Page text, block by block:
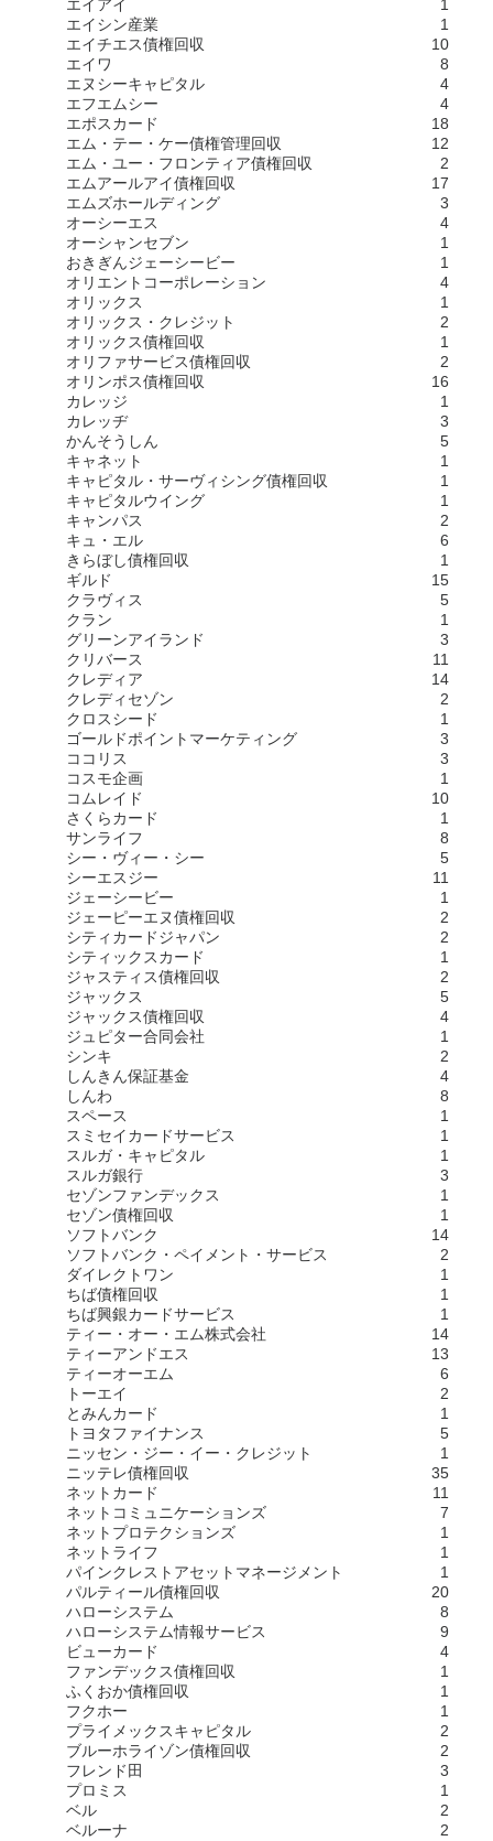
エイアイ
1
エイシン産業
1
エイチエス債権回収
10
エイワ
8
エヌシーキャピタル
4
エフエムシー
4
エポスカード
18
エム・テー・ケー債権管理回収
12
エム・ユー・フロンティア債権回収
2
エムアールアイ債権回収
17
エムズホールディング
3
オーシーエス
4
オーシャンセブン
1
おきぎんジェーシービー
1
オリエントコーポレーション
4
オリックス
1
オリックス・クレジット
2
オリックス債権回収
1
オリファサービス債権回収
2
オリンポス債権回収
16
カレッジ
1
カレッヂ
3
かんそうしん
5
キャネット
1
キャピタル・サーヴィシング債権回収
1
キャピタルウイング
1
キャンパス
2
キュ・エル
6
きらぼし債権回収
1
ギルド
15
クラヴィス
5
クラン
1
グリーンアイランド
3
クリバース
11
クレディア
14
クレディセゾン
2
クロスシード
1
ゴールドポイントマーケティング
3
ココリス
3
コスモ企画
1
コムレイド
10
さくらカード
1
サンライフ
8
シー・ヴィー・シー
5
シーエスジー
11
ジェーシービー
1
ジェーピーエヌ債権回収
2
シティカードジャパン
2
シティックスカード
1
ジャスティス債権回収
2
ジャックス
5
ジャックス債権回収
4
ジュピター合同会社
1
シンキ
2
しんきん保証基金
4
しんわ
8
スペース
1
スミセイカードサービス
1
スルガ・キャピタル
1
スルガ銀行
3
セゾンファンデックス
1
セゾン債権回収
1
ソフトバンク
14
ソフトバンク・ペイメント・サービス
2
ダイレクトワン
1
ちば債権回収
1
ちば興銀カードサービス
1
ティー・オー・エム株式会社
14
ティーアンドエス
13
ティーオーエム
6
トーエイ
2
とみんカード
1
トヨタファイナンス
5
ニッセン・ジー・イー・クレジット
1
ニッテレ債権回収
35
ネットカード
11
ネットコミュニケーションズ
7
ネットプロテクションズ
1
ネットライフ
1
パインクレストアセットマネージメント
1
パルティール債権回収
20
ハローシステム
8
ハローシステム情報サービス
9
ビューカード
4
ファンデックス債権回収
1
ふくおか債権回収
1
フクホー
1
プライメックスキャピタル
2
ブルーホライゾン債権回収
2
フレンド田
3
プロミス
1
ベル
2
ベルーナ
2